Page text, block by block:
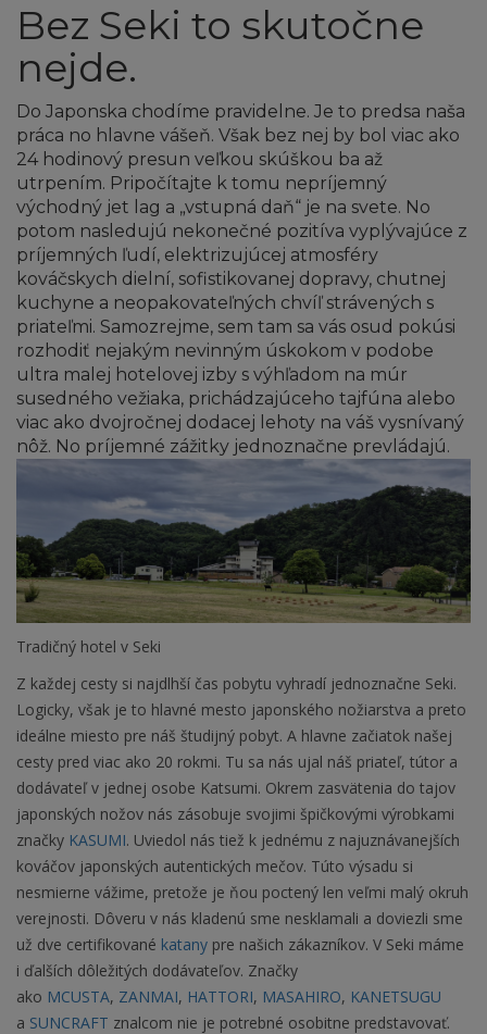
Bez Seki to skutočne
nejde.
Do Japonska chodíme pravidelne. Je to predsa naša
práca no hlavne vášeň. Však bez nej by bol viac ako
24 hodinový presun veľkou skúškou ba až
utrpením. Pripočítajte k tomu nepríjemný
východný jet lag a „vstupná daň“ je na svete. No
potom nasledujú nekonečné pozitíva vyplývajúce z
príjemných ľudí, elektrizujúcej atmosféry
kováčskych dielní, sofistikovanej dopravy, chutnej
kuchyne a neopakovateľných chvíľ strávených s
priateľmi. Samozrejme, sem tam sa vás osud pokúsi
rozhodiť nejakým nevinným úskokom v podobe
ultra malej hotelovej izby s výhľadom na múr
susedného vežiaka, prichádzajúceho tajfúna alebo
viac ako dvojročnej dodacej lehoty na váš vysnívaný
nôž. No príjemné zážitky jednoznačne prevládajú.
Tradičný hotel v Seki
Z každej cesty si najdlhší čas pobytu vyhradí jednoznačne Seki.
Logicky, však je to hlavné mesto japonského nožiarstva a preto
ideálne miesto pre náš študijný pobyt. A hlavne začiatok našej
cesty pred viac ako 20 rokmi. Tu sa nás ujal náš priateľ, tútor a
dodávateľ v jednej osobe Katsumi. Okrem zasvätenia do tajov
japonských nožov nás zásobuje svojimi špičkovými výrobkami
značky KASUMI. Uviedol nás tiež k jednému z najuznávanejších
kováčov japonských autentických mečov. Túto výsadu si
nesmierne vážime, pretože je ňou poctený len veľmi malý okruh
verejnosti. Dôveru v nás kladenú sme nesklamali a doviezli sme
už dve certifikované katany pre našich zákazníkov. V Seki máme
i ďalších dôležitých dodávateľov. Značky
ako MCUSTA, ZANMAI, HATTORI, MASAHIRO, KANETSUGU
a SUNCRAFT znalcom nie je potrebné osobitne predstavovať.